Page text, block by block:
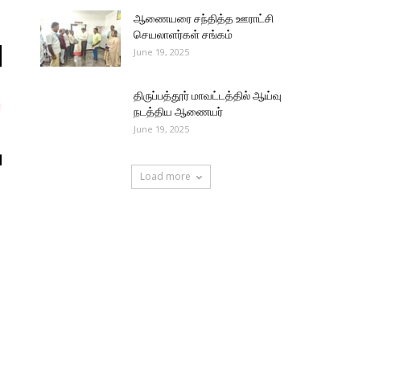
ஆணையரை சந்தித்த ஊராட்சி
செயலாளர்கள் சங்கம்
June 19, 2025
திருப்பத்தூர் மாவட்டத்தில் ஆய்வு
நடத்திய ஆணையர்
June 19, 2025
Load more